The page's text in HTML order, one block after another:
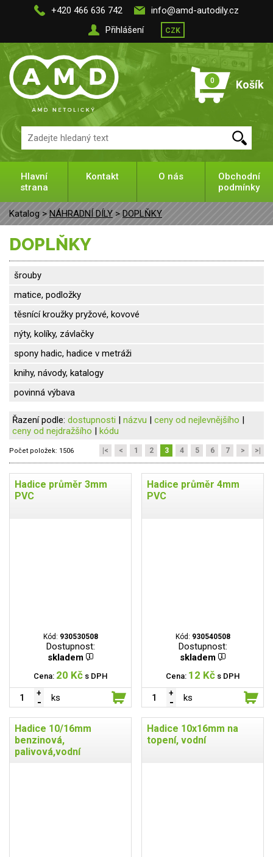
+420 466 636 742
info@amd-autodily.cz
Přihlášení
CZK
0 Košík
Hlavní
strana
Kontakt O nás
Obchodní
podmínky
Katalog > NÁHRADNÍ DÍLY > DOPLŇKY
DOPLŇKY
šrouby
matice, podložky
těsnící kroužky pryžové, kovové
nýty, kolíky, závlačky
spony hadic, hadice v metráži
knihy, návody, katalogy
povinná výbava
Řazení podle: dostupnosti | názvu | ceny od nejlevnějšího |
ceny od nejdražšího | kódu
Počet položek: 1506 |< < 1 2 3 4 5 6 7 > >|
Hadice průměr 3mm
PVC
Kód: 930530508
Dostupnost:
skladem
Cena: 20 Kč s DPH
ks
Hadice průměr 4mm
PVC
Kód: 930540508
Dostupnost:
skladem
Cena: 12 Kč s DPH
ks
Hadice 10/16mm
benzinová,
palivová,vodní
Hadice 10x16mm na
topení, vodní